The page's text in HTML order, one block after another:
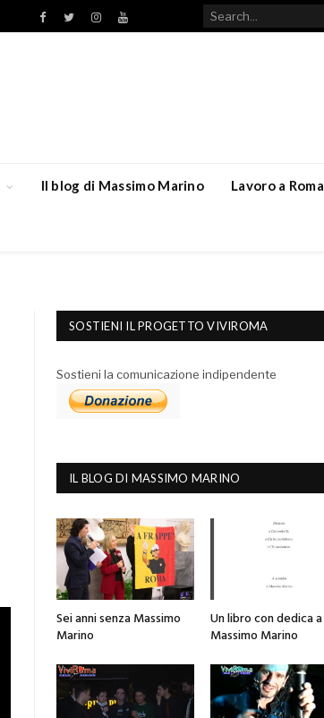
Facebook
TwitterInstagramYouTube
Il blog di Massimo Marino Lavoro a Roma
SOSTIENI IL PROGETTO VIVIROMA
Sostieni la comunicazione indipendente
IL BLOG DI MASSIMO MARINO
Sei anni senza Massimo
Marino
Un libro con dedica a
Massimo Marino